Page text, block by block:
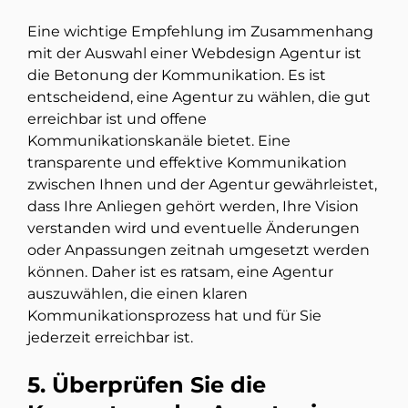
Eine wichtige Empfehlung im Zusammenhang
mit der Auswahl einer Webdesign Agentur ist
die Betonung der Kommunikation. Es ist
entscheidend, eine Agentur zu wählen, die gut
erreichbar ist und offene
Kommunikationskanäle bietet. Eine
transparente und effektive Kommunikation
zwischen Ihnen und der Agentur gewährleistet,
dass Ihre Anliegen gehört werden, Ihre Vision
verstanden wird und eventuelle Änderungen
oder Anpassungen zeitnah umgesetzt werden
können. Daher ist es ratsam, eine Agentur
auszuwählen, die einen klaren
Kommunikationsprozess hat und für Sie
jederzeit erreichbar ist.
5. Überprüfen Sie die